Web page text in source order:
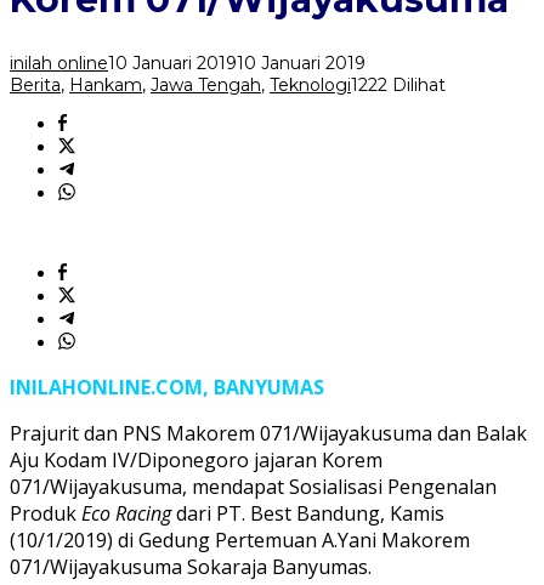
Korem
inilah online10 Januari 201910 Januari 2019
Berita, Hankam, Jawa Tengah, Teknologi1222 Dilihat
INILAHONLINE.COM, BANYUMAS
Prajurit dan PNS Makorem 071/Wijayakusuma dan Balak
Aju Kodam IV/Diponegoro jajaran Korem
071/Wijayakusuma, mendapat Sosialisasi Pengenalan
ProdukEco Racingdari PT. Best Bandung, Kamis
(10/1/2019) di Gedung Pertemuan A.Yani Makorem
071/Wijayakusuma Sokaraja Banyumas.